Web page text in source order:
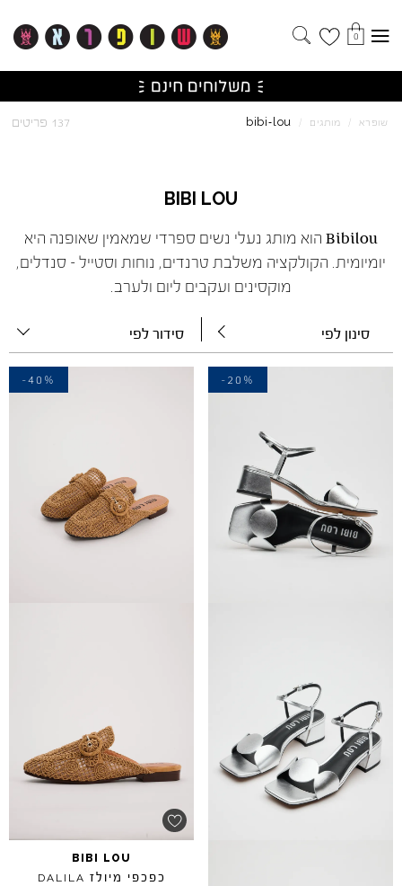
0
שופרא / מותגים /
bibi-lou
BIBI LOU
Bibilou הוא מותג נעלי נשים ספרדי שמאמין שאופנה היא
יומיומית. הקולקציה משלבת טרנדים, נוחות וסטייל – סנדלים,
מוקסינים ועקבים ליום ולערב.
סינון לפי
137 פריטים
סידור לפי
-20%
-40%
BIBI LOU
כפכפי מיולז DALILA